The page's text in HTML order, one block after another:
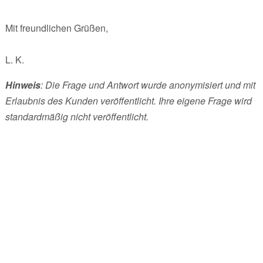
Mit freundlichen Grüßen,
L. K.
Hinweis: Die Frage und Antwort wurde anonymisiert und mit
Erlaubnis des Kunden veröffentlicht. Ihre eigene Frage wird
standardmäßig nicht veröffentlicht.